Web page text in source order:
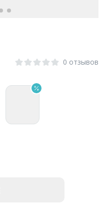
0 отзывов